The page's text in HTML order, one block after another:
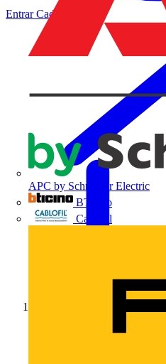
APC by Schneider Electric
BTicino
Cablofil
EntrarCadastrar